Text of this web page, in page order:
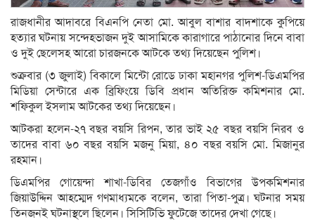
রাজধানীর আদাবরে বিএনপি নেতা মো. আবুল বাশার বাদশাকে কুপিয়ে
হত্যার ঘটনায় সন্দেহভাজন দুই আসামিকে কারাগারে পাঠানোর দিনে বাবা
ও দুই ছেলেসহ আরো চারজনকে আটকে তথ্য দিয়েছেন পুলিশ।
শুক্রবার (৩ জুলাই) বিকালে মিন্টো রোডে ঢাকা মহানগর পুলিশ-ডিএমপির
মিডিয়া সেন্টারে এক ব্রিফিংয়ে ডিবি প্রধান অতিরিক্ত কমিশনার মো.
শফিকুল ইসলাম আটকের তথ্য দিয়েছেন।
আটকরা হলেন-২৭ বছর বয়সি রিপন, তার ভাই ২৫ বছর বয়সি নিরব ও
তাদের বাবা ৬০ বছর বয়সি মজনু মিয়া, ৪০ বছর বয়সি মো. মিজানুর
রহমান।
ডিএমপির গোয়েন্দা শাখা-ডিবির তেজগাঁও বিভাগের উপকমিশনার
জিয়াউদ্দিন আহম্মেদ গণমাধ্যমকে বলেন, তারা পিতা-পুত্র। ঘটনার সময়
তিনজনই ঘটনাস্থলে ছিলেন। সিসিটিভি ফুটেজে তাদের দেখা গেছে।